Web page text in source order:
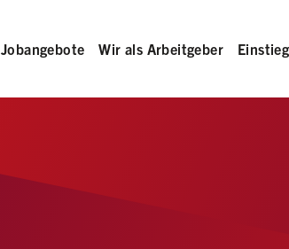
Jobangebote Wir als Arbeitgeber